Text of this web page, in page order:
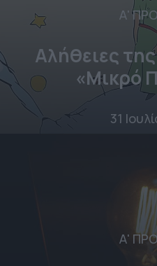
Α'
Αλήθειες
«Μικρό
31
Α'